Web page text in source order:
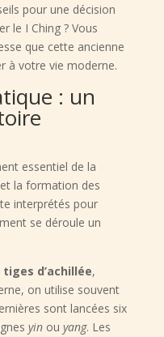
pour une décision
le I Ching ? Vous
que cette ancienne
à votre vie moderne.
: un
essentiel de la
la formation des
interprétés pour
se déroule un
tiges d’achillée,
on utilise souvent
sont lancées six
yinou yang. Les